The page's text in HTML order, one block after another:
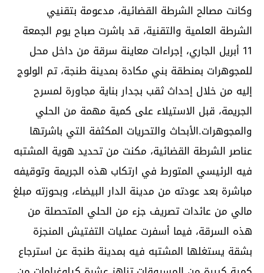
وكانت مصالح الشرطة القضائية، مدعومة بتقنيي
الشرطة العلمية والتقنية، قد باشرت صباح يوم الجمعة
11 أبريل الجاري، إجراءات معاينة سرقة من داخل محل
للمجوهرات بمنطقة بني مكادة بمدينة طنجة، تم الولوج
إليه من خلال إحداث ثقب بجدار بناية مجاورة لمسرح
الجريمة، قبل الاستيلاء على كمية مهمة من الحلي
والمجوهرات.الأبحاث والتحريات المكثفة التي باشرتها
عناصر الشرطة القضائية، مكنت من تحديد هوية المشتبه
فيه الرئيسي المتورط في ارتكاب هذه الجريمة وتوقيفه
مباشرة بعد عودته من مدينة الدار البيضاء، وبحوزته مبلغ
مالي من عائدات تصريف جزء من الحلي المتحصلة من
هذه السرقة، فيما أسفرت عمليات التفتيش المنجزة
بشقة يستغلها المشتبه فيه بمدينة طنجة عن استرجاع